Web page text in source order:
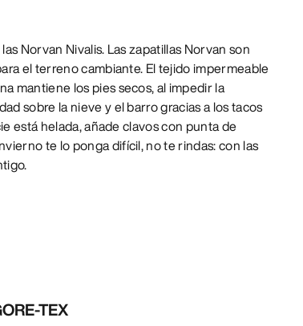
Norvan Nivalis. Las zapatillas Norvan son
el terreno cambiante. El tejido impermeable
mantiene los pies secos, al impedir la
sobre la nieve y el barro gracias a los tacos
está helada, añade clavos con punta de
te lo ponga difícil, no te rindas: con las
TEX